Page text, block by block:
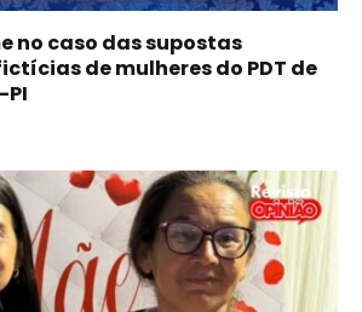
no caso das supostas
de mulheres do PDT de
PI